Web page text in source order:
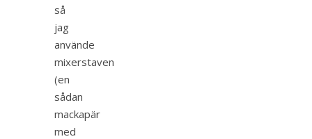
så
jag
använde
mixerstaven
(en
sådan
mackapär
med